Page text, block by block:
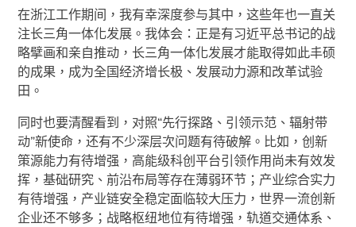
在浙江工作期间，我有幸深度参与其中，这些年也一直关
注长三角一体化发展。我体会：正是有习近平总书记的战
略擘画和亲自推动，长三角一体化发展才能取得如此丰硕
的成果，成为全国经济增长极、发展动力源和改革试验
田。
同时也要清醒看到，对照“先行探路、引领示范、辐射带
动”新使命，还有不少深层次问题有待破解。比如，创新
策源能力有待增强，高能级科创平台引领作用尚未有效发
挥，基础研究、前沿布局等存在薄弱环节；产业综合实力
有待增强，产业链安全稳定面临较大压力，世界一流创新
企业还不够多；战略枢纽地位有待增强，轨道交通体系、